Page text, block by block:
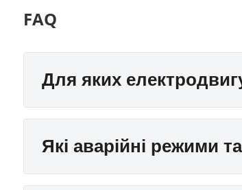
FAQ
Для яких
Які аварійні режими